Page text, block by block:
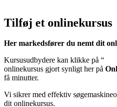
Tilføj et onlinekursus
Her markedsfører du nemt dit
Kursusudbydere kan klikke på “
onlinekursus gjort synligt her på
få minutter.
Vi sikrer med effektiv
dit onlinekursus.